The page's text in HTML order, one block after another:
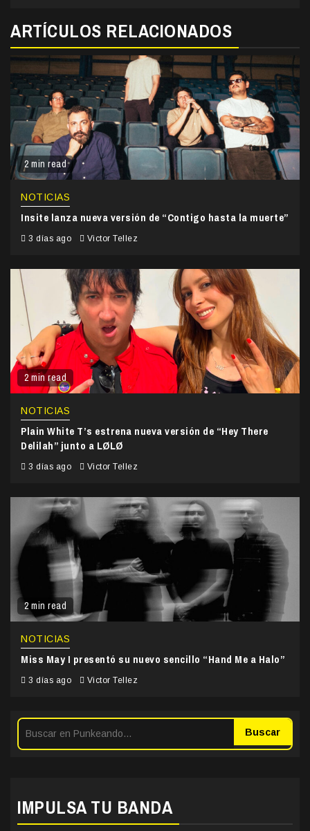
ARTÍCULOS RELACIONADOS
2 min read
NOTICIAS
Insite lanza nueva versión de “Contigo hasta la muerte”
3 días ago Victor Tellez
2 min read
NOTICIAS
Plain White T’s estrena nueva versión de “Hey There
Delilah” junto a LØLØ
3 días ago Victor Tellez
2 min read
NOTICIAS
Miss May I presentó su nuevo sencillo “Hand Me a Halo”
3 días ago Victor Tellez
Buscar
IMPULSA TU BANDA